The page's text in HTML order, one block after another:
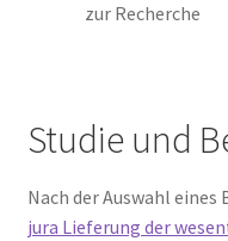
zur Recherche
Studie und
Nach der Auswahl eines
jura Lieferung der